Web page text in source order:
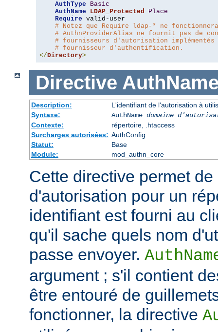
AuthType
Basic
AuthName
LDAP_Protected
Place
Require valid-user
# Notez que Require ldap-* ne
# AuthnProviderAlias ne fournit pas de
# fournisseurs d'autorisation implémentés
# fournisseur d'authentification.
</Directory>
Directive
Description:
L'identifiant de l'autorisation à
Syntaxe:
AuthName domaine
Contexte:
répertoire, .htaccess
Surcharges autorisées: AuthConfig
Statut:
Base
Module:
mod_authn_core
Cette directive permet
d'autorisation pour un
identifiant est fourni au
qu'il sache quels nom
passe envoyer.
argument ; s'il contient
être entouré de
fonctionner, la directive